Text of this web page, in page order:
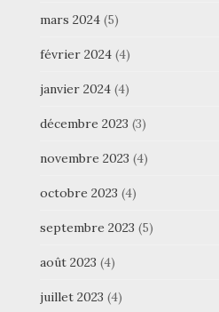
mars 2024(5)
février 2024(4)
janvier 2024(4)
décembre 2023 (3)
novembre 2023 (4)
octobre 2023 (4)
septembre 2023 (5)
août 2023 (4)
juillet 2023 (4)